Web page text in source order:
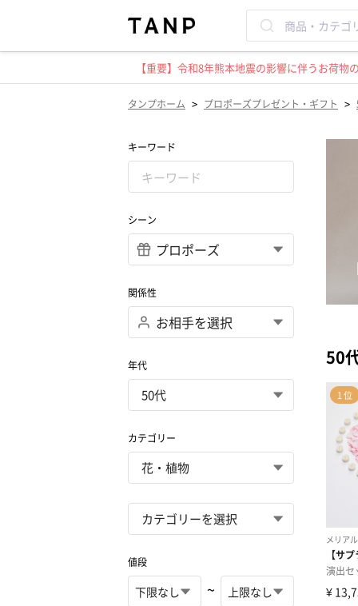
【重要】令和8年熊本地震の影響に伴うお荷
タンプホーム > プロポーズプレゼント・ギフト >
キーワード
シーン
関係性
年代
カテゴリー
値段
~
50